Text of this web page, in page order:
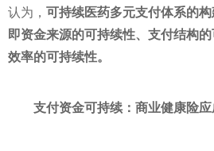
认为， 可持续医药多元支付体系的构
即资金来源的可持续性、支付结构
效率的可持续性。
支付资金可持续：商业健康险